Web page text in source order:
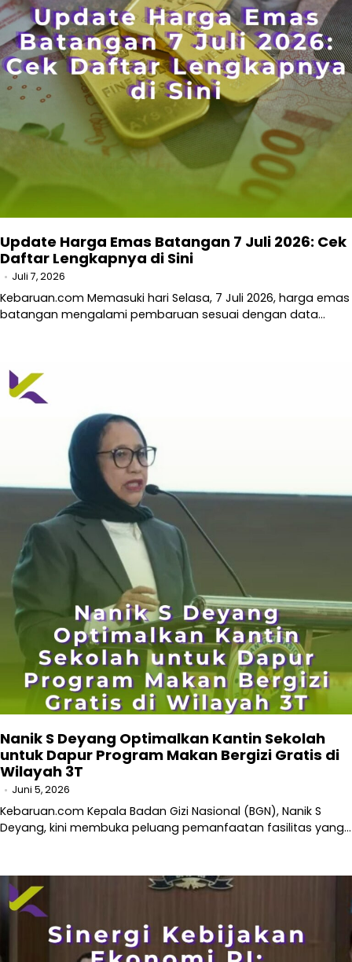
Update Harga Emas Batangan 7 Juli 2026: Cek
Daftar Lengkapnya di Sini
Juli 7, 2026
Kebaruan.com Memasuki hari Selasa, 7 Juli 2026, harga emas
batangan mengalami pembaruan sesuai dengan data…
Nanik S Deyang Optimalkan Kantin Sekolah
untuk Dapur Program Makan Bergizi Gratis di
Wilayah 3T
Juni 5, 2026
Kebaruan.com Kepala Badan Gizi Nasional (BGN), Nanik S
Deyang, kini membuka peluang pemanfaatan fasilitas yang…